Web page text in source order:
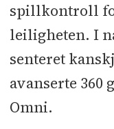
spillkontroll
leiligheten. I
senteret
avanserte
Omni.